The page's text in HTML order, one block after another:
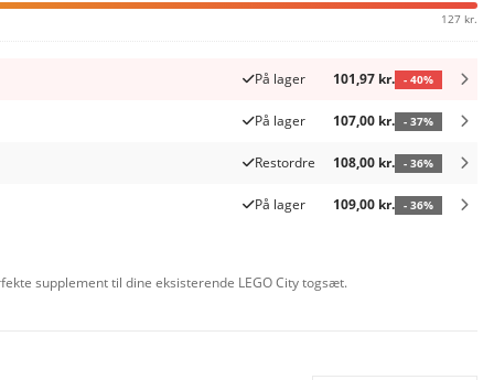
127 kr.
På lager 101,97 kr. - 40%
På lager 107,00 kr. - 37%
Restordre 108,00 kr. - 36%
På lager 109,00 kr. - 36%
supplement til dine eksisterende LEGO City togsæt.